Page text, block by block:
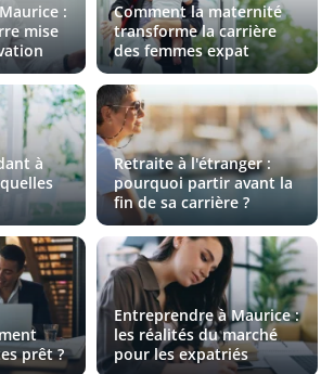
:
mise
Comment la maternité
transforme la carrière
des femmes expat
à
Retraite à l'étranger :
pourquoi partir avant la
fin de sa carrière ?
prêt ?
Entreprendre à Maurice :
les réalités du marché
pour les expatriés